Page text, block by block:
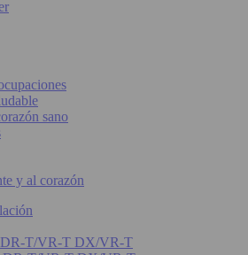
sano
y al corazón
T/VR-T DX/VR-T